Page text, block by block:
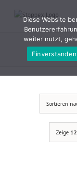
Sortieren
Zeige
Diese Website
weiter nutzt,
Einverstanden